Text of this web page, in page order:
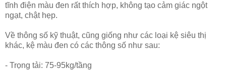
tĩnh điện màu đen rất thích hợp, không tạo cảm giác ngột
ngạt, chật hẹp.
Về thông số kỹ thuật, cũng giống như các loại kệ siêu thị
khác, kệ màu đen có các thông số như sau:
- Trọng tải: 75-95kg/tầng